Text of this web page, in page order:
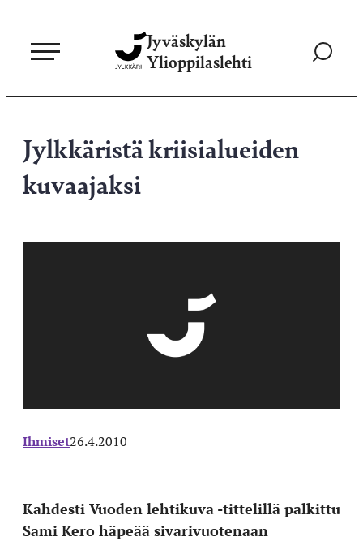
sisältöön
Jyväskylän
Ylioppilaslehti
Siirry
Jylkkäristä kriisialueiden
kuvaajaksi
Ihmiset26.4.2010
Kahdesti Vuoden lehtikuva -tittelillä palkittu
Sami Kero häpeää sivarivuotenaan